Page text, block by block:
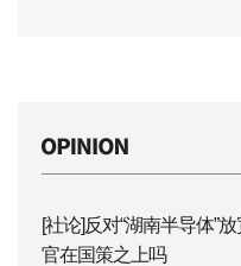
[社论]反对“湖南半导体”
官在国策之上吗